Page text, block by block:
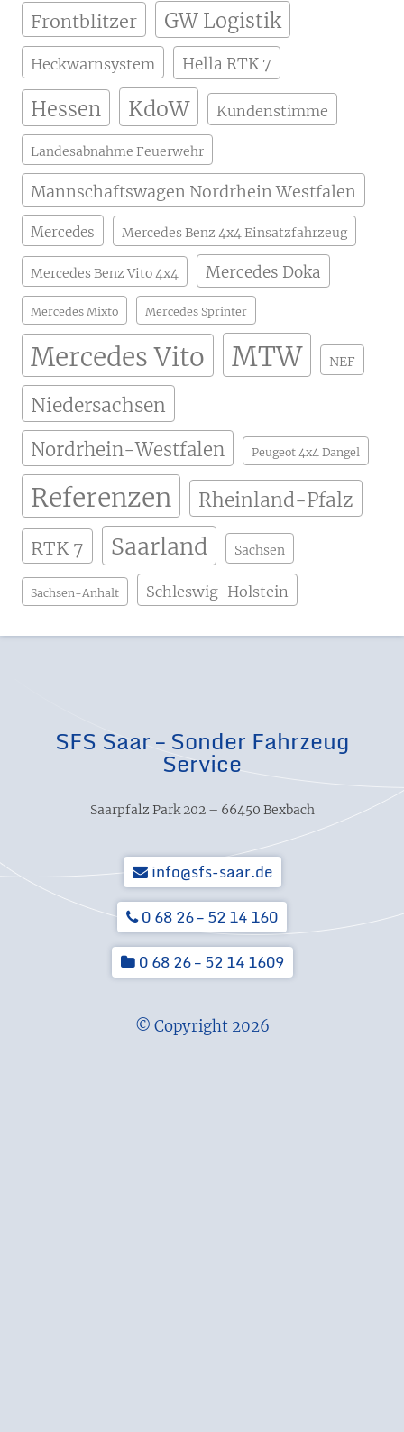
Frontblitzer GW Logistik
Heckwarnsystem Hella RTK 7
Hessen KdoW Kundenstimme
Landesabnahme Feuerwehr
Mannschaftswagen Nordrhein Westfalen
Mercedes Mercedes Benz 4x4 Einsatzfahrzeug
Mercedes Benz Vito 4x4 Mercedes Doka
Mercedes Mixto Mercedes Sprinter
Mercedes Vito MTW NEF
Niedersachsen
Nordrhein-Westfalen Peugeot 4x4 Dangel
Referenzen Rheinland-Pfalz
RTK 7 Saarland Sachsen
Sachsen-Anhalt Schleswig-Holstein
SFS Saar – Sonder Fahrzeug
Service
Saarpfalz Park 202 – 66450 Bexbach
info@sfs-saar.de
0 68 26 – 52 14 160
0 68 26 – 52 14 1609
© Copyright 2026